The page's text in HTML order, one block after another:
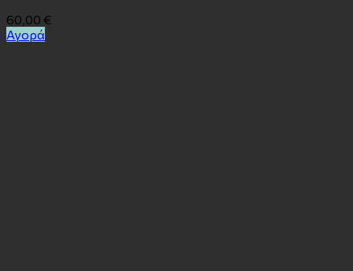
60,00 €
Αγορά